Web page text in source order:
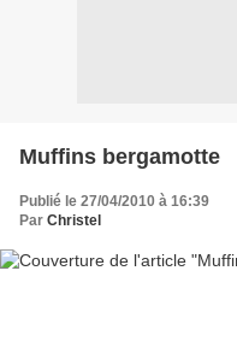
Muffins bergamotte
Publié le 27/04/2010 à 16:39
Par Christel